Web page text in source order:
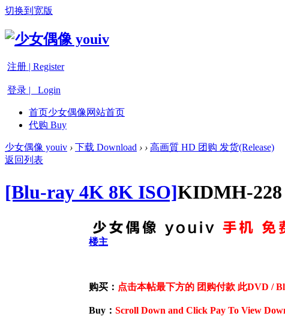
切换到宽版
注册 | Register
登录 | Login
首页少女偶像网站首页
代购 Buy
少女偶像 youiv › 下载 Download › › 高画質 HD 团购 发货(Release)
返回列表
[Blu-ray 4K 8K ISO]KIDMH-228
楼主
购买： 点击本帖最下方的 团购付款 此DVD /
Buy： Scroll Down and Click Pay To View